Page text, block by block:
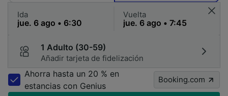
Ida Vuelta
1 Adulto (30-59)
Añadir tarjeta de fidelización
Ahorra hasta un 20 % en
estancias con Genius
Booking.com